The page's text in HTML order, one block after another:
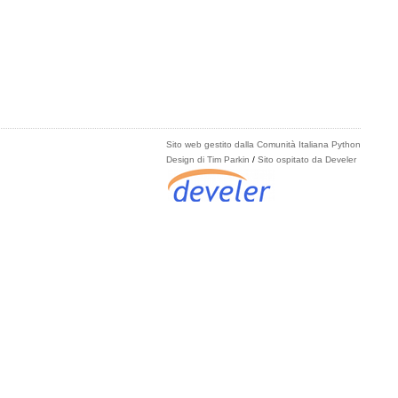
Sito web gestito dalla Comunità Italiana Python
Design di Tim Parkin /Sito ospitato da Develer